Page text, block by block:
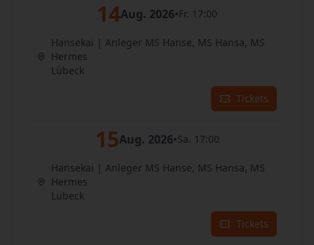
14Aug. 2026•Fr. 17:00
Hansekai | Anleger MS Hanse, MS Hansa, MS
Hermes
Lübeck
Tickets
15Aug. 2026•Sa. 17:00
Hansekai | Anleger MS Hanse, MS Hansa, MS
Hermes
Lübeck
Tickets